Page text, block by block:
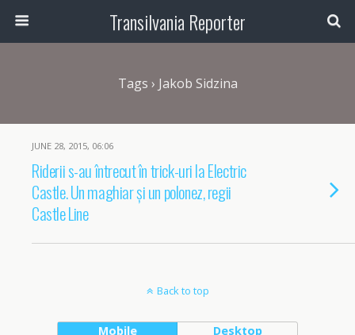
Transilvania Reporter
Tags › Jakob Sidzina
JUNE 28, 2015, 06:06
Riderii s-au întrecut în trick-uri la Electric
Castle. Un maghiar și un polonez, regii
Castle Line
Back to top
Mobile Desktop